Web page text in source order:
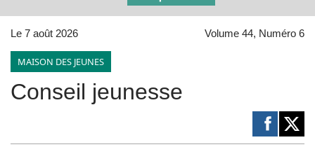
Le 7 août 2026 Volume 44, Numéro 6
MAISON DES JEUNES
Conseil jeunesse